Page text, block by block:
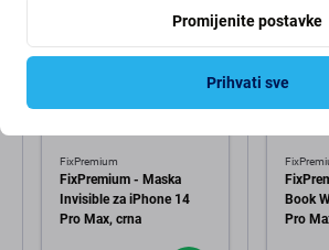
FixPremium
FixPremium - Maska
Invisible za iPhone 14
Pro Max, crna
Book
Pro
Promijenite postavke
Prihvati sve